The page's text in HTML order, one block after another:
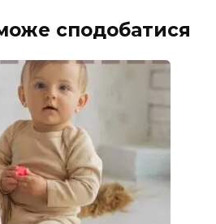
сподобатися